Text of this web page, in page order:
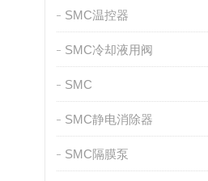
SMC温控器
SMC冷却液用阀
SMC
SMC静电消除器
SMC隔膜泵